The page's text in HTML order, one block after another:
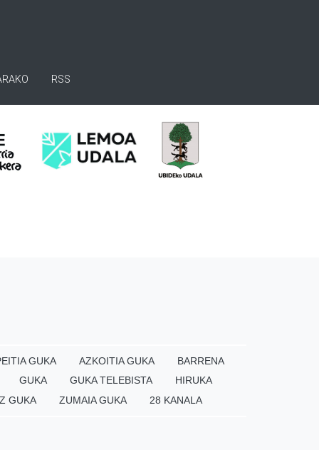
RSS
GUKA AZKOITIA GUKA
BARRENA
GUKA
GUKA TELEBISTA
HIRUKA
GUKA
ZUMAIA GUKA 28 KANALA